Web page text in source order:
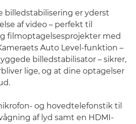
billedstabilisering er yderst
af video – perfekt til
filmoptagelsesprojekter med
Auto Level-funktion –
billedstabilisator – sikrer,
lige, og at dine optagelser
og hovedtelefonstik til
af lyd samt en HDMI-